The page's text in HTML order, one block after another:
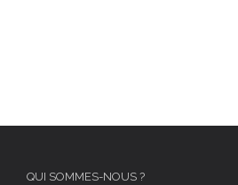
QUI SOMMES-NOUS ?